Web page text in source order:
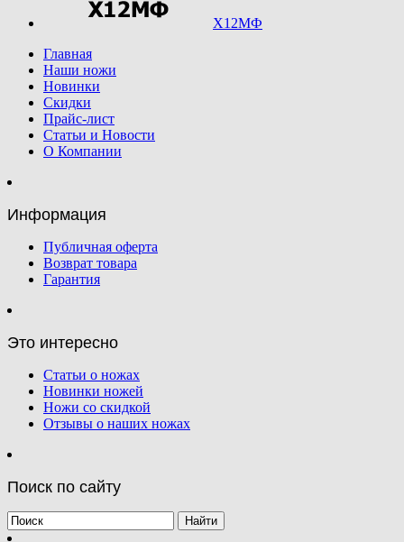
Х12МФ
Главная
Наши ножи
Новинки
Скидки
Прайс-лист
Статьи и Новости
О Компании
Информация
Публичная оферта
Возврат товара
Гарантия
Это интересно
Статьи о ножах
Новинки ножей
Ножи со скидкой
Отзывы о наших ножах
Поиск по сайту